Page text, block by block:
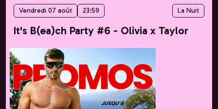
Vendredi 07 août 23:59 La Nuit
It's B(ea)ch Party #6 - Olivia x Taylor